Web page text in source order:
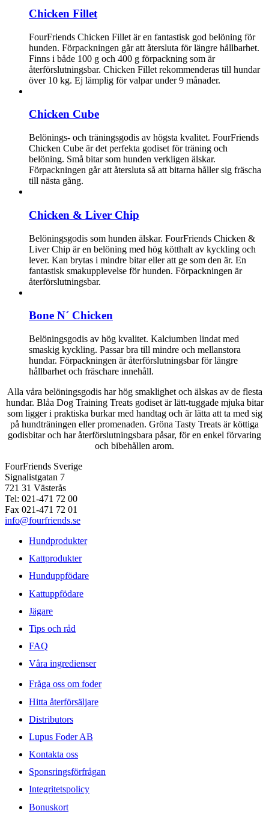
Chicken Fillet
FourFriends Chicken Fillet är en fantastisk god belöning för
hunden. Förpackningen går att återsluta för längre hållbarhet.
Finns i både 100 g och 400 g förpackning som är
återförslutningsbar. Chicken Fillet rekommenderas till hundar
över 10 kg. Ej lämplig för valpar under 9 månader.
Chicken Cube
Belönings- och träningsgodis av högsta kvalitet. FourFriends
Chicken Cube är det perfekta godiset för träning och
belöning. Små bitar som hunden verkligen älskar.
Förpackningen går att återsluta så att bitarna håller sig fräscha
till nästa gång.
Chicken & Liver Chip
Belöningsgodis som hunden älskar. FourFriends Chicken &
Liver Chip är en belöning med hög kötthalt av kyckling och
lever. Kan brytas i mindre bitar eller att ge som den är. En
fantastisk smakupplevelse för hunden. Förpackningen är
återförslutningsbar.
Bone N´ Chicken
Belöningsgodis av hög kvalitet. Kalciumben lindat med
smaskig kyckling. Passar bra till mindre och mellanstora
hundar. Förpackningen är återförslutningsbar för längre
hållbarhet och fräschare innehåll.
Alla våra belöningsgodis har hög smaklighet och älskas av de flesta
hundar. Blåa Dog Training Treats godiset är lätt-tuggade mjuka bitar
som ligger i praktiska burkar med handtag och är lätta att ta med sig
på hundträningen eller promenaden. Gröna Tasty Treats är köttiga
godisbitar och har återförslutningsbara påsar, för en enkel förvaring
och bibehållen arom.
FourFriends Sverige
Signalistgatan 7
721 31 Västerås
Tel: 021-471 72 00
Fax 021-471 72 01
info@fourfriends.se
Hundprodukter
Kattprodukter
Hunduppfödare
Kattuppfödare
Jägare
Tips och råd
FAQ
Våra ingredienser
Fråga oss om foder
Hitta återförsäljare
Distributors
Lupus Foder AB
Kontakta oss
Sponsringsförfrågan
Integritetspolicy
Bonuskort